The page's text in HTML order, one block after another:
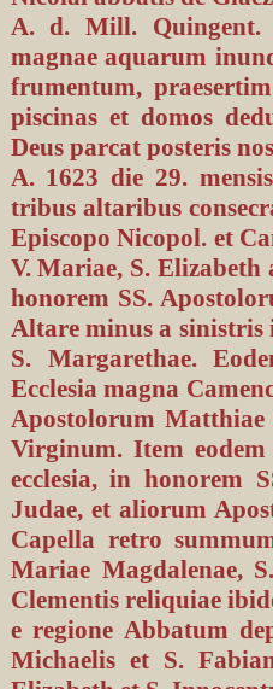
A. d. Mill. Quingent.
magnae aquarum
frumentum,
piscinas et domos
Deus parcat posteris
A. 1623 die 29.
tribus altaribus
Episcopo Nicopol. et
V. Mariae, S.
honorem SS.
Altare minus a sinistris
S. Margarethae.
Ecclesia magna
Apostolorum
Virginum. Item
ecclesia, in honorem
Judae, et aliorum
Capella retro
Mariae Magdalenae,
Clementis reliquiae
e regione Abbatum
Michaelis et S.